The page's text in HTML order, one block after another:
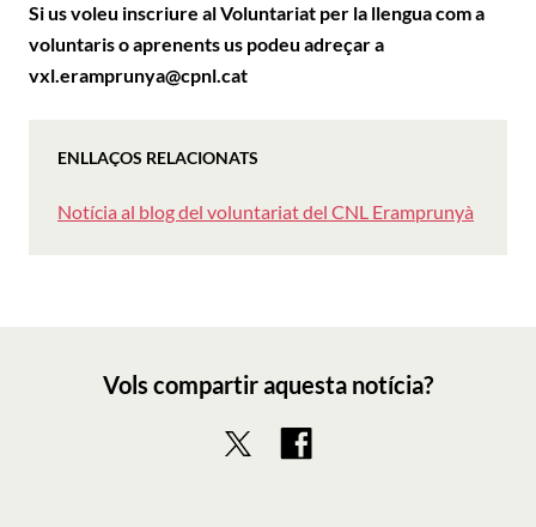
Si us voleu inscriure al Voluntariat per la llengua com a
voluntaris o aprenents us podeu adreçar a
vxl.eramprunya@cpnl.cat
ENLLAÇOS RELACIONATS
Notícia al blog del voluntariat del CNL Eramprunyà
Vols compartir aquesta notícia?